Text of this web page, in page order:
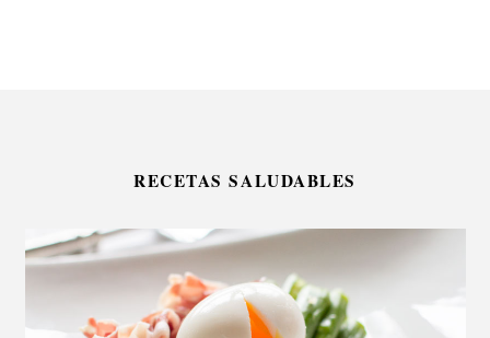
RECETAS SALUDABLES